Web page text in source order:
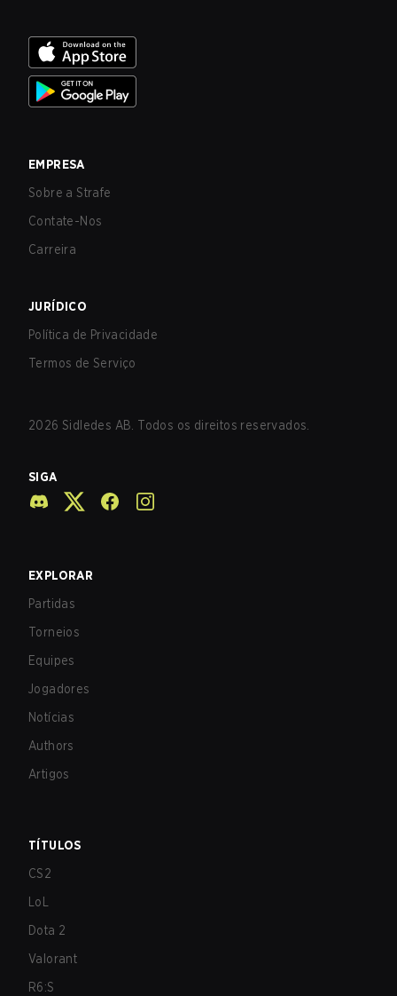
EMPRESA
Sobre a Strafe
Contate-Nos
Carreira
JURÍDICO
Política de Privacidade
Termos de Serviço
2026 Sidledes AB. Todos os direitos reservados.
SIGA
EXPLORAR
Partidas
Torneios
Equipes
Jogadores
Notícias
Authors
Artigos
TÍTULOS
CS2
LoL
Dota 2
Valorant
R6:S